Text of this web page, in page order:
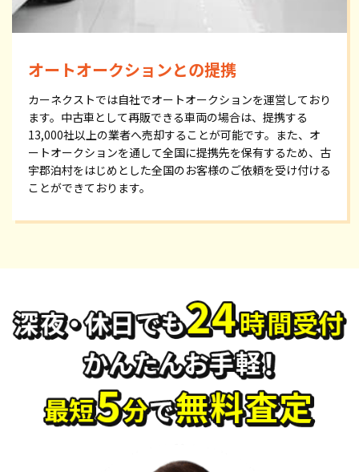
オートオークションとの提携
カーネクストでは自社でオートオークションを運営しており
ます。中古車として再販できる車両の場合は、提携する
13,000社以上の業者へ売却することが可能です。また、オ
ートオークションを通して全国に提携先を保有するため、古
宇郡泊村をはじめとした全国のお客様のご依頼を受け付ける
ことができております。